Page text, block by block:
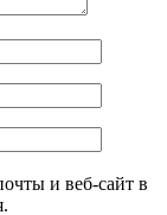
и веб-сайт в